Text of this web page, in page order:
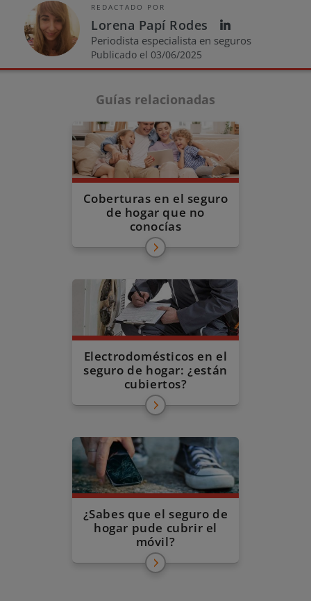
REDACTADO POR
Lorena Papí Rodes
Periodista especialista en seguros
Publicado el 03/06/2025
Guías relacionadas
Coberturas en el seguro
de hogar que no
conocías
Electrodomésticos en el
seguro de hogar: ¿están
cubiertos?
¿Sabes que el seguro de
hogar pude cubrir el
móvil?